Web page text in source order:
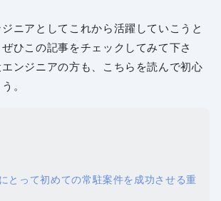
ニアとしてこれから活躍していこうと
ひこの記事をチェックしてみて下さ
ンジニアの方も、こちらを読んで初心
。
とって初めての常駐案件を成功させる重